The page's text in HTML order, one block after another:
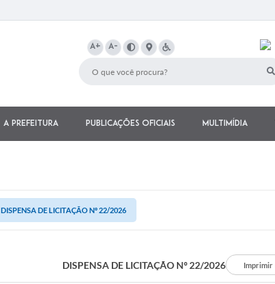
A+ A-
A Prefeitura Publicações Oficiais Multimídia
DISPENSA DE LICITAÇÃO Nº 22/2026
DISPENSA DE LICITAÇÃO Nº 22/2026 Imprimir